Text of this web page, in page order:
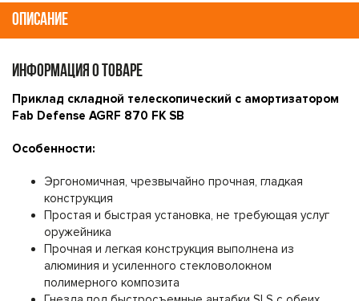
ОПИСАНИЕ
ИНФОРМАЦИЯ О ТОВАРЕ
Приклад складной телескопический с амортизатором
Fab Defense AGRF 870 FK SB
Особенности:
Эргономичная, чрезвычайно прочная, гладкая
конструкция
Простая и быстрая установка, не требующая услуг
оружейника
Прочная и легкая конструкция выполнена из
алюминия и усиленного стекловолокном
полимерного композита